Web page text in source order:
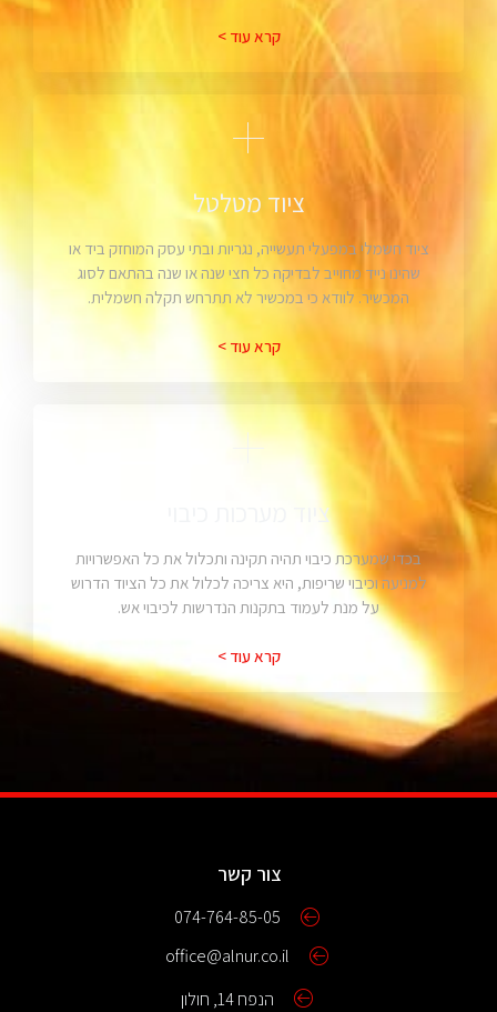
קרא עוד >
ציוד מטלטל
ציוד חשמלי במפעלי תעשייה, נגריות ובתי עסק המוחזק ביד או
שהינו נייד מחוייב לבדיקה כל חצי שנה או שנה בהתאם לסוג
המכשיר. לוודא כי במכשיר לא תתרחש תקלה חשמלית.
קרא עוד >
ציוד מערכות כיבוי
בכדי שמערכת כיבוי תהיה תקינה ותכלול את כל האפשרויות
למניעה וכיבוי שריפות, היא צריכה לכלול את כל הציוד הדרוש
על מנת לעמוד בתקנות הנדרשות לכיבוי אש.
קרא עוד >
צור קשר
074-764-85-05
office@alnur.co.il
הנפח 14, חולון